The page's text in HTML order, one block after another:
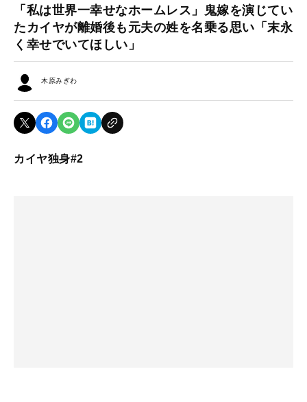
「私は世界一幸せなホームレス」鬼嫁を演じてい
たカイヤが離婚後も元夫の姓を名乗る思い「末永
く幸せでいてほしい」
木原みぎわ
カイヤ独身#2